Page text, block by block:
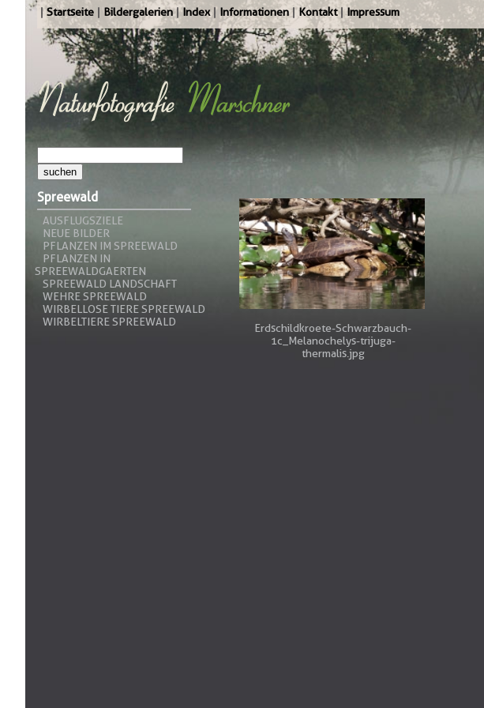
Startseite Bildergalerien Index Informationen Kontakt Impressum
Spreewald
AUSFLUGSZIELE
NEUE BILDER
PFLANZEN IM SPREEWALD
PFLANZEN IN
SPREEWALDGAERTEN
SPREEWALD LANDSCHAFT
WEHRE SPREEWALD
WIRBELLOSE TIERE SPREEWALD
WIRBELTIERE SPREEWALD
Erdschildkroete-Schwarzbauch-
1c_Melanochelys-trijuga-
thermalis.jpg